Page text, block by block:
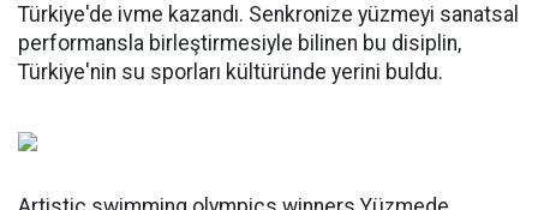
Türkiye'de ivme kazandı. Senkronize yüzmeyi sanatsal
performansla birleştirmesiyle bilinen bu disiplin,
Türkiye'nin su sporları kültüründe yerini buldu.